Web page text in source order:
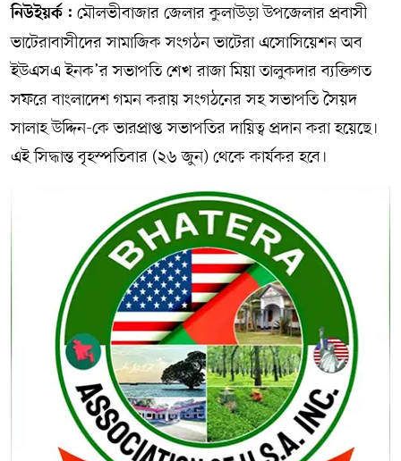
নিউইয়র্ক : মৌলভীবাজার জেলার কুলাউড়া উপজেলার প্রবাসী
ভাটেরাবাসীদের সামাজিক সংগঠন ভাটেরা এসোসিয়েশন অব
ইউএসএ ইনক’র সভাপতি শেখ রাজা মিয়া তালুকদার ব্যক্তিগত
সফরে বাংলাদেশ গমন করায় সংগঠনের সহ সভাপতি সৈয়দ
সালাহ উদ্দিন-কে ভারপ্রাপ্ত সভাপতির দায়িত্ব প্রদান করা হয়েছে।
এই সিদ্ধান্ত বৃহস্পতিবার (২৬ জুন) থেকে কার্যকর হবে।